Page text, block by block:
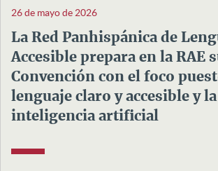
26 de mayo de 2026
La Red Panhispánica de
Accesible prepara en la RAE
Convención con el foco
lenguaje claro y accesible y la
inteligencia artificial